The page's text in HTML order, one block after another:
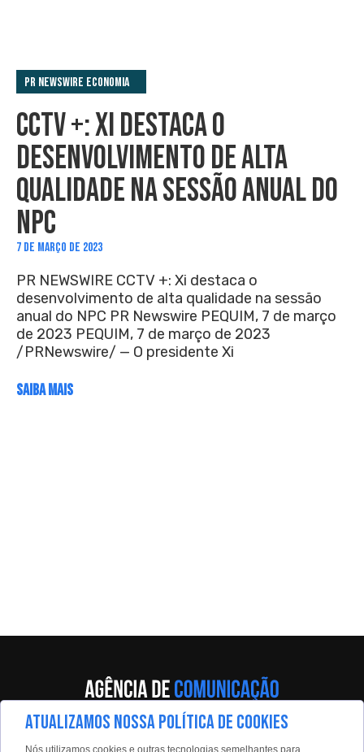
PR Newswire Economia
CCTV +: XI DESTACA O
DESENVOLVIMENTO DE ALTA
QUALIDADE NA SESSÃO ANUAL DO
NPC
7 DE MARÇO DE 2023
PR NEWSWIRE CCTV +: Xi destaca o
desenvolvimento de alta qualidade na sessão
anual do NPC PR Newswire PEQUIM, 7 de março
de 2023 PEQUIM, 7 de março de 2023
/PRNewswire/ — O presidente Xi
SAIBA MAIS
Av. Eng. Caetano Álvares, 55 - 5º andar
ATUALIZAMOS NOSSA POLÍTICA DE COOKIES
Nós utilizamos cookies e outras tecnologias semelhantes para